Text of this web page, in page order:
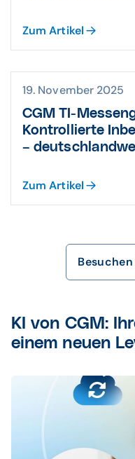
Zum Artikel
19. November 2025
CGM TI-
Kontrollierte
–
Zum Artikel
KI von CGM:
einem neuen